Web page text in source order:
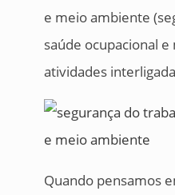
e meio ambiente
saúde ocupacional
atividades
Quando pensamos